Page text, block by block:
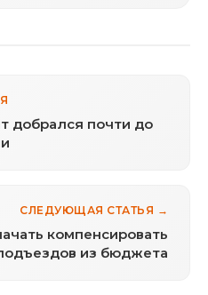
добрался почти до
СЛЕДУЮЩАЯ СТАТЬЯ →
компенсировать
из бюджета